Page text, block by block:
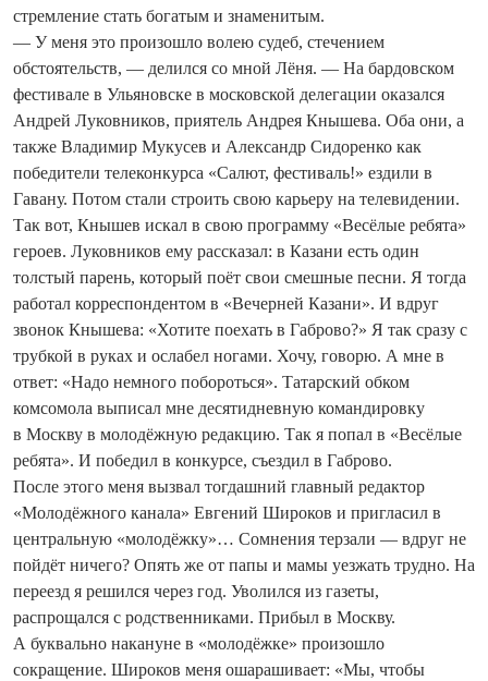
стремление стать богатым и знаменитым.
— У меня это произошло волею судеб, стечением
обстоятельств, — делился со мной Лёня. — На бардовском
фестивале в Ульяновске в московской делегации оказался
Андрей Луковников, приятель Андрея Кнышева. Оба они, а
также Владимир Мукусев и Александр Сидоренко как
победители телеконкурса «Салют, фестиваль!» ­ездили в
Гавану. Потом стали строить свою карьеру на телевидении.
Так вот, Кнышев искал в свою программу «Весёлые ребята»
героев. Луковников ему рассказал: в Казани есть один
толстый парень, который поёт свои смешные песни. Я тогда
работал корреспондентом в «Вечерней Казани». И вдруг
звонок Кнышева: «Хотите поехать в Габрово?» Я так сразу с
трубкой в руках и ослабел ногами. Хочу, говорю. А мне в
ответ: «Надо немного побороться». Татарский обком
комсомола выписал мне десяти­дневную командировку
в Москву в молодёжную редакцию. Так я попал в «Весёлые
ребята». И победил в конкурсе, съездил в Габрово.
После этого меня вызвал то­гдашний главный редактор
«Молодёжного канала» Евгений Широков и пригласил в
центральную «молодёжку»… Сомнения терзали — вдруг не
пойдёт ничего? Опять же от папы и мамы уезжать трудно. На
переезд я решился через год. Уволился из газеты,
распрощался с родственниками. Прибыл в Москву.
А буквально накануне в «молодёжке» произошло
сокращение. Широков меня ошарашивает: «Мы, чтобы